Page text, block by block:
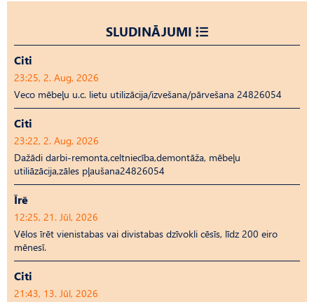
SLUDINĀJUMI
Citi
23:25, 2. Aug, 2026
Veco mēbeļu u.c. lietu utilizācija/izvešana/pārvešana 24826054
Citi
23:22, 2. Aug, 2026
Dažādi darbi-remonta,celtniecība,demontāža, mēbeļu
utiliāzācija,zāles pļaušana24826054
Īrē
12:25, 21. Jūl, 2026
Vēlos īrēt vienistabas vai divistabas dzīvokli cēsīs, līdz 200 eiro
mēnesī.
Citi
21:43, 13. Jūl, 2026